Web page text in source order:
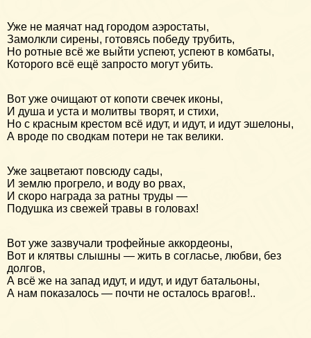
Уже не маячат над городом аэростаты,
Замолкли сирены, готовясь победу трубить,
Но ротные всё же выйти успеют, успеют в комбаты,
Которого всё ещё запросто могут убить.
Вот уже очищают от копоти свечек иконы,
И душа и уста и молитвы творят, и стихи,
Но с красным крестом всё идут, и идут, и идут эшелоны,
А вроде по сводкам потери не так велики.
Уже зацветают повсюду сады,
И землю прогрело, и воду во рвах,
И скоро награда за ратны труды —
Подушка из свежей травы в головах!
Вот уже зазвучали трофейные аккордеоны,
Вот и клятвы слышны — жить в согласье, любви, без
долгов,
А всё же на запад идут, и идут, и идут батальоны,
А нам показалось — почти не осталось врагов!..